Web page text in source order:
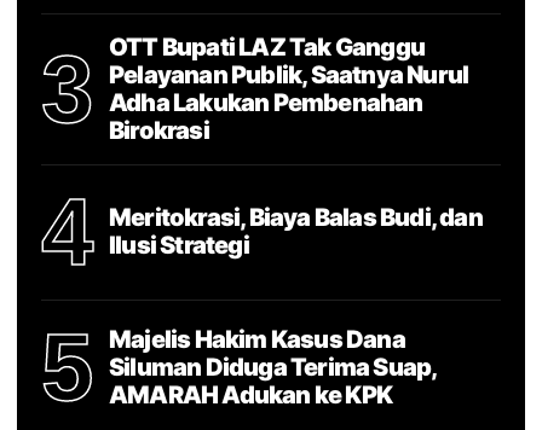
3
OTT Bupati LAZ Tak Ganggu
Pelayanan Publik, Saatnya Nurul
Adha Lakukan Pembenahan
Birokrasi
4
Meritokrasi, Biaya Balas Budi, dan
Ilusi Strategi
5
Majelis Hakim Kasus Dana
Siluman Diduga Terima Suap,
AMARAH Adukan ke KPK